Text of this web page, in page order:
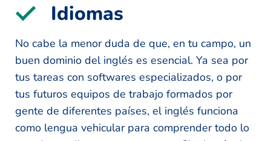
Idiomas
No cabe la menor duda de que, en tu campo, un
buen dominio del inglés es esencial. Ya sea por
tus tareas con softwares especializados, o por
tus futuros equipos de trabajo formados por
gente de diferentes países, el inglés funciona
como lengua vehicular para comprender todo lo